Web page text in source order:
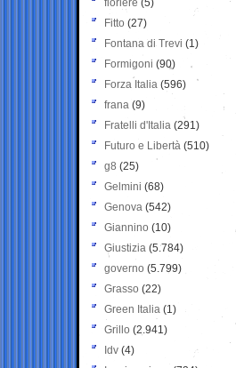
fioriere (5)
Fitto (27)
Fontana di Trevi (1)
Formigoni (90)
Forza Italia (596)
frana (9)
Fratelli d'Italia (291)
Futuro e Libertà (510)
g8 (25)
Gelmini (68)
Genova (542)
Giannino (10)
Giustizia (5.784)
governo (5.799)
Grasso (22)
Green Italia (1)
Grillo (2.941)
Idv (4)